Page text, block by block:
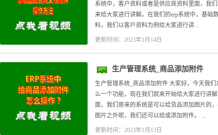
系统中，客户资料或者是供应商资料里面，我
来给大家进行讲解。在我们的erp系统中，基础
料，我们以客户资料为例给大家进行讲...
更新时间：2023年1月14日
生产管理系统_商品添加附件
生产管理系统_商品添加附件 大家好，今天我
么一个功能，现在我们就来开始给大家进行讲
面，我们原来的系统是可以给货品添加图片的
图片之外呢，我们还可以给或添加附件。 ...
更新时间：2023年1月13日